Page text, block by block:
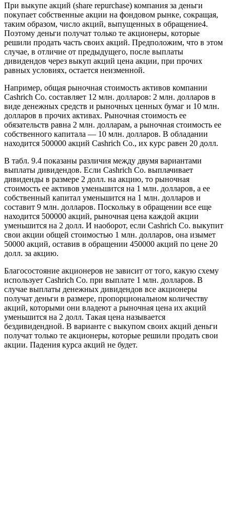
При выкупе акций (share repurchase) компания за деньги
покупает собственные акции на фондовом рынке, сокращая,
таким образом, число акций, выпущенных в обращение4.
Поэтому деньги получат только те акционеры, которые
решили продать часть своих акций. Предположим, что в этом
случае, в отличие от предыдущего, после выплаты
дивидендов через выкуп акций цена акции, при прочих
равных условиях, остается неизменной.
Например, общая рыночная стоимость активов компании
Cashrich Co. составляет 12 млн. долларов: 2 млн. долларов в
виде денежных средств и рыночных ценных бумаг и 10 млн.
долларов в прочих активах. Рыночная стоимость ее
обязательств равна 2 млн. долларам, а рыночная стоимость ее
собственного капитала — 10 млн. долларов. В обладании
находится 500000 акций Cashrich Co., их курс равен 20 долл.
В табл. 9.4 показаны различия между двумя вариантами
выплаты дивидендов. Если Cashrich Co. выплачивает
дивиденды в размере 2 долл. на акцию, то рыночная
стоимость ее активов уменьшится на 1 млн. долларов, а ее
собственный капитал уменьшится на 1 млн. долларов и
составит 9 млн. долларов. Поскольку в обращении все еще
находится 500000 акций, рыночная цена каждой акции
уменьшится на 2 долл. И наоборот, если Cashrich Co. выкупит
свои акции общей стоимостью 1 млн. долларов, она изымет
50000 акций, оставив в обращении 450000 акций по цене 20
долл. за акцию.
Благосостояние акционеров не зависит от того, какую схему
использует Cashrich Co. при выплате 1 млн. долларов. В
случае выплаты денежных дивидендов все акционеры
получат деньги в размере, пропорциональном количеству
акций, которыми они владеют а рыночная цена их акций
уменьшится на 2 долл. Такая цена называется
бездивидендной. В варианте с выкупом своих акций деньги
получат только те акционеры, которые решили продать свои
акции. Падения курса акций не будет.